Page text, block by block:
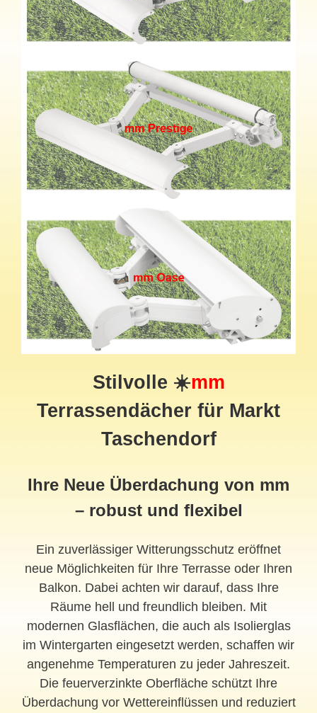
Stilvolle ☀️mm
Terrassendächer für Markt
Taschendorf
Ihre Neue Überdachung von mm
– robust und flexibel
Ein zuverlässiger Witterungsschutz eröffnet
neue Möglichkeiten für Ihre Terrasse oder Ihren
Balkon. Dabei achten wir darauf, dass Ihre
Räume hell und freundlich bleiben. Mit
modernen Glasflächen, die auch als Isolierglas
im Wintergarten eingesetzt werden, schaffen wir
angenehme Temperaturen zu jeder Jahreszeit.
Die feuerverzinkte Oberfläche schützt Ihre
Überdachung vor Wettereinflüssen und reduziert